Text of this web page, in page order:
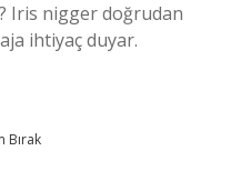
Iris nigger doğrudan
ihtiyaç duyar.
Bırak